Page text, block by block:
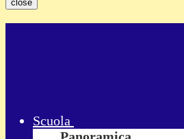
close
Scuola